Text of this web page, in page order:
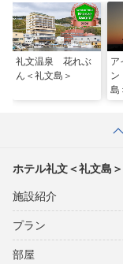
礼文温泉 花れぶ
ん＜礼文島＞
島
ホテル礼文＜礼文島＞
施設紹介
プラン
部屋